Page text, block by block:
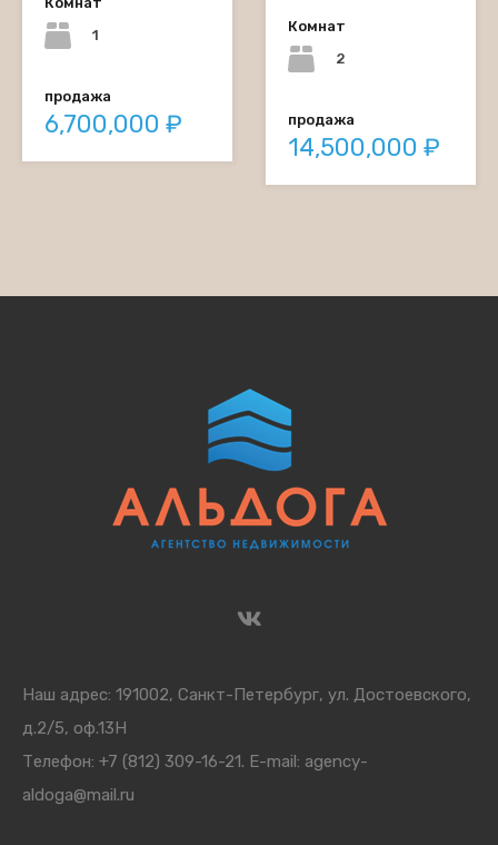
1
продажа
6,700,000 ₽
Комнат
2
продажа
14,500,000 ₽
Наш адрес: 191002, Санкт-Петербург, ул. Достоевского,
д.2/5, оф.13Н
Телефон: +7 (812) 309-16-21. E-mail: agency-
aldoga@mail.ru